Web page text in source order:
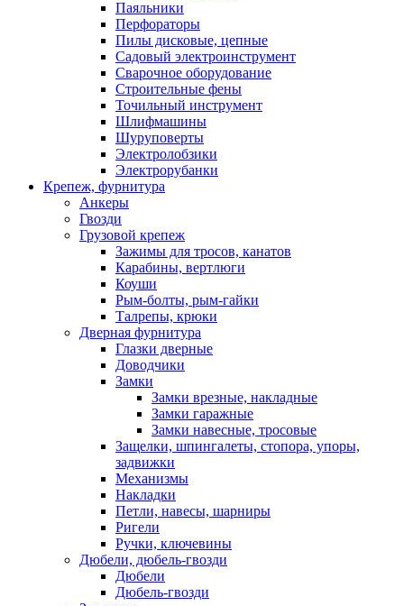
Паяльники
Перфораторы
Пилы дисковые, цепные
Садовый электроинструмент
Сварочное оборудование
Строительные фены
Точильный инструмент
Шлифмашины
Шуруповерты
Электролобзики
Электрорубанки
Крепеж, фурнитура
Анкеры
Гвозди
Грузовой крепеж
Зажимы для тросов, канатов
Карабины, вертлюги
Коуши
Рым-болты, рым-гайки
Талрепы, крюки
Дверная фурнитура
Глазки дверные
Доводчики
Замки
Замки врезные, накладные
Замки гаражные
Замки навесные, тросовые
Защелки, шпингалеты, стопора, упоры,
задвижки
Механизмы
Накладки
Петли, навесы, шарниры
Ригели
Ручки, ключевины
Дюбели, дюбель-гвозди
Дюбели
Дюбель-гвозди